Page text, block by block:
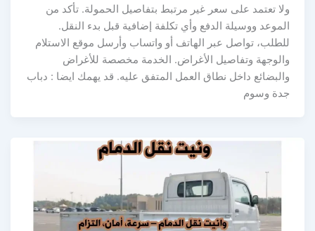
ولا تعتمد على سعر غير مرتبط بتفاصيل الحمولة. تأكد من
الموعد ووسيلة الدفع وأي تكلفة إضافية قبل بدء النقل.
للطلب، تواصل عبر الهاتف أو واتساب وأرسل موقع الاستلام
والوجهة وتفاصيل الأغراض. الخدمة مخصصة للأغراض
والبضائع داخل نطاق العمل المتفق عليه. قد يهمك ايضا : دباب
جدة وسوم